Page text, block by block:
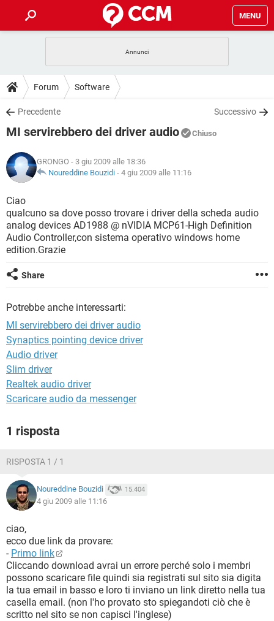
MENU
INTRATTENIMENTO
iOS
INSTAGRAM WHATSAPP
TIKTOK
HARDWARE
GUIDE
COVID-19
INSTAGRAM
TIKTOK
HARDWARE
DOWNLOAD
COVID-19 GAMING
INTRATTENIMENTO
iOS WINDOWS 10
INSTAGRAM
TIKTOK FACEBOOK
HARDWARE
COVID-19
INTRATTENIMENTO
iOS
INSTAGRAM WHATSAPP
TIKTOK
HARDWARE
GLOSSARIO
COVID-19
INTRATTENIMENTO ANDROID
iOS WINDOWS 10
TIKTOK
Forum Software
Precedente Successivo
MI servirebbero dei driver audio Chiuso
GRONGO - 3 giu 2009 alle 18:36
Noureddine Bouzidi - 4 giu 2009 alle 11:16
Ciao
qualcuno sa dove posso trovare i driver della scheda audio
analog devices AD1988 @ nVIDIA MCP61-High Definition
Audio Controller,con sistema operativo windows home
edition.Grazie
Share
Potrebbe anche interessarti:
MI servirebbero dei driver audio
Synaptics pointing device driver
Audio driver
Slim driver
Realtek audio driver
Scaricare audio da messenger
1 risposta
RISPOSTA 1 / 1
Noureddine Bouzidi 15.404
4 giu 2009 alle 11:16
ciao,
ecco due link da provare:
- Primo link
Cliccando download avrai un errore perché solo i membri
possono scaricare file quindi sia registrati sul sito sia digita
la tua email in basso e loro ti inviano un link diretto nella tua
casella email. (non l'ho provato sto spiegandoti ciò che è
scritto nel sito se non capisci l'inglese)